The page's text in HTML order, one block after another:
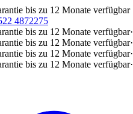
bis zu 12 Monate verfügbar
4872275
bis zu 12 Monate verfügbar·
bis zu 12 Monate verfügbar·
bis zu 12 Monate verfügbar·
bis zu 12 Monate verfügbar·